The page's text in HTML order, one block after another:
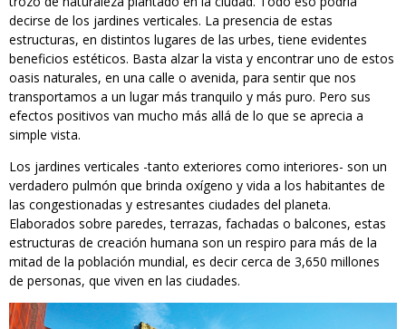
decirse de los jardines verticales. La presencia de estas
estructuras, en distintos lugares de las urbes, tiene evidentes
beneficios estéticos. Basta alzar la vista y encontrar uno de estos
oasis naturales, en una calle o avenida, para sentir que nos
transportamos a un lugar más tranquilo y más puro. Pero sus
efectos positivos van mucho más allá de lo que se aprecia a
simple vista.
Los jardines verticales -tanto exteriores como interiores- son un
verdadero pulmón que brinda oxígeno y vida a los habitantes de
las congestionadas y estresantes ciudades del planeta.
Elaborados sobre paredes, terrazas, fachadas o balcones, estas
estructuras de creación humana son un respiro para más de la
mitad de la población mundial, es decir cerca de 3,650 millones
de personas, que viven en las ciudades.